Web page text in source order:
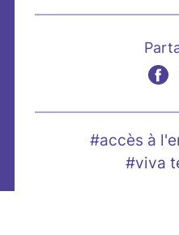
#accès à
#viva